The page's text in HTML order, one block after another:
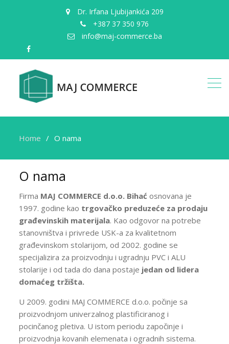
Dr. Irfana Ljubijankića 209
+387 37 350 976
info@maj-commerce.ba
Home O nama
O nama
Firma MAJ COMMERCE d.o.o. Bihać osnovana je
1997. godine kao trgovačko preduzeće za prodaju
građevinskih materijala. Kao odgovor na potrebe
stanovništva i privrede USK-a za kvalitetnom
građevinskom stolarijom, od 2002. godine se
specijalizira za proizvodnju i ugradnju PVC i ALU
stolarije i od tada do dana postaje jedan od lidera
domaćeg tržišta.
U 2009. godini MAJ COMMERCE d.o.o. počinje sa
proizvodnjom univerzalnog plastificiranog i
pocinčanog pletiva. U istom periodu započinje i
proizvodnja kovanih elemenata i ogradnih sistema.